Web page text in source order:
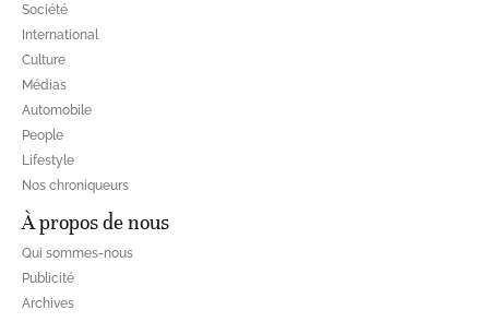
Société
International
Culture
Médias
Automobile
People
Lifestyle
Nos chroniqueurs
À propos de nous
Qui sommes-nous
Publicité
Archives